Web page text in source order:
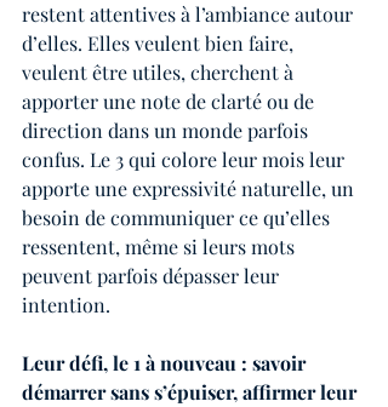
restent attentives à l’ambiance autour
d’elles. Elles veulent bien faire,
veulent être utiles, cherchent à
apporter une note de clarté ou de
direction dans un monde parfois
confus. Le 3 qui colore leur mois leur
apporte une expressivité naturelle, un
besoin de communiquer ce qu’elles
ressentent, même si leurs mots
peuvent parfois dépasser leur
intention.
Leur défi, le 1 à nouveau : savoir
démarrer sans s’épuiser, affirmer leur